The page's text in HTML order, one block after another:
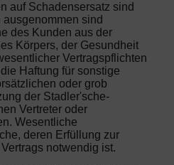
auf Schadensersatz sind
sind
des Kunden aus der
Körpers, der Gesundheit
Vertragspflichten
Haftung für sonstige
oder grob
der Stadler'sche-
Vertreter oder
Wesentliche
deren Erfüllung zur
notwendig ist.